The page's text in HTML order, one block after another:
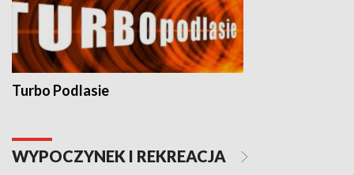
Turbo Podlasie
WYPOCZYNEK I REKREACJA